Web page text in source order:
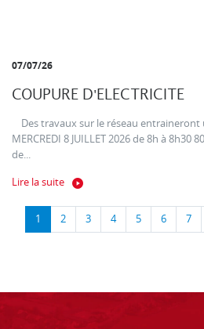
07/07/26
COUPURE D'ELECTRICITE
Des travaux sur le réseau entraineront
MERCREDI 8 JUILLET 2026 de 8h à 8h30
de...
Lire la suite
1 2 3 4 5 6 7